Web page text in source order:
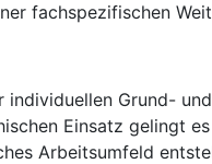
fachspezifischen
individuellen Grund-
Einsatz gelingt
Arbeitsumfeld